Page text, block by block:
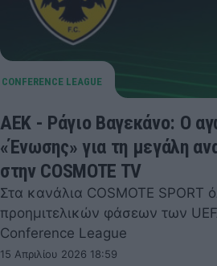
ΑΕΚ - Ράγιο Βαγεκάνο: Ο
«Ένωσης» για τη μεγάλη
στην COSMOTE TV
Στα κανάλια COSMOTE SPORT
προημιτελικών φάσεων των
Conference League
15 Απριλίου 2026 18:59